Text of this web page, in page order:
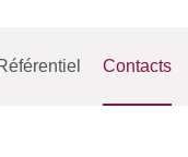
Contacts